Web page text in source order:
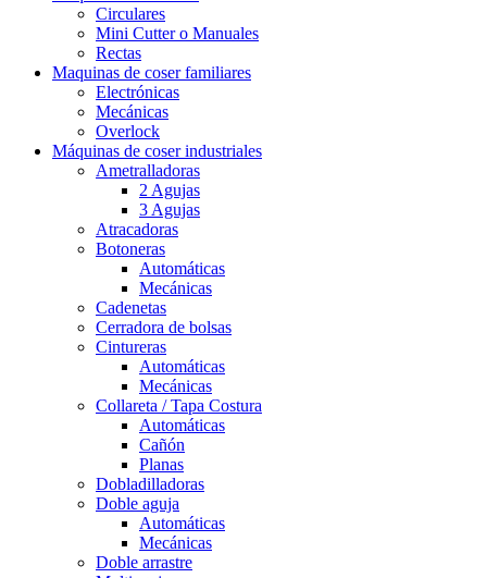
Circulares
Mini Cutter o Manuales
Rectas
Maquinas de coser familiares
Electrónicas
Mecánicas
Overlock
Máquinas de coser industriales
Ametralladoras
2 Agujas
3 Agujas
Atracadoras
Botoneras
Automáticas
Mecánicas
Cadenetas
Cerradora de bolsas
Cintureras
Automáticas
Mecánicas
Collareta / Tapa Costura
Automáticas
Cañón
Planas
Dobladilladoras
Doble aguja
Automáticas
Mecánicas
Doble arrastre